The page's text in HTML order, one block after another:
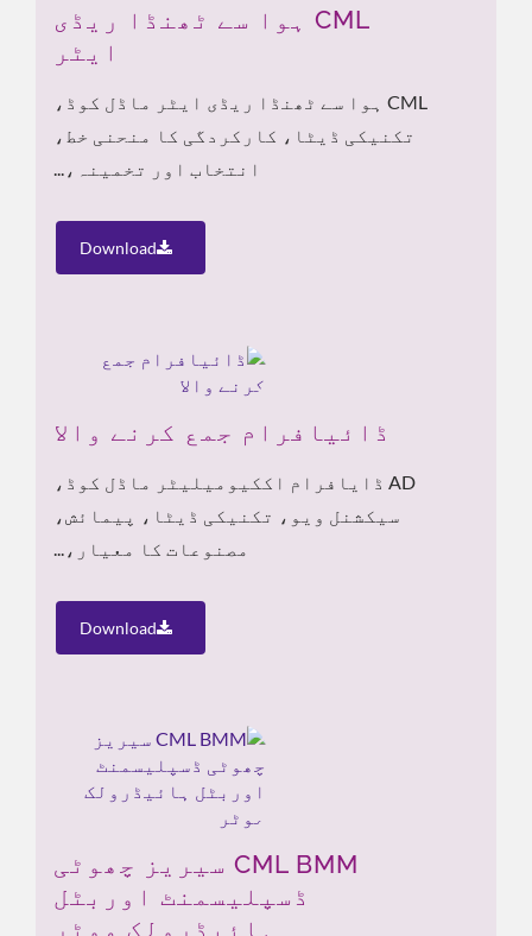
CML ہوا سے ٹھنڈا ریڈی
ایٹر
CML ہوا سے ٹھنڈا ریڈی ایٹر ماڈل کوڈ،
تکنیکی ڈیٹا، کارکردگی کا منحنی خط،
انتخاب اور تخمینہ،...
Download
ڈائیافرام جمع کرنے والا
AD ڈایافرام اککیومیلیٹر ماڈل کوڈ،
سیکشنل ویو، تکنیکی ڈیٹا، پیمائش،
مصنوعات کا معیار،...
Download
CML BMM سیریز چھوٹی
ڈسپلیسمنٹ اوربٹل
ہائیڈرولک موٹر